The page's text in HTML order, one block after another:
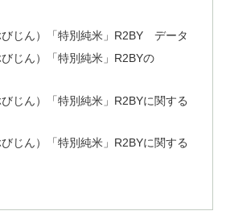
じん）「特別純米」R2BY データ
じん）「特別純米」R2BYの
じん）「特別純米」R2BYに関する
じん）「特別純米」R2BYに関する